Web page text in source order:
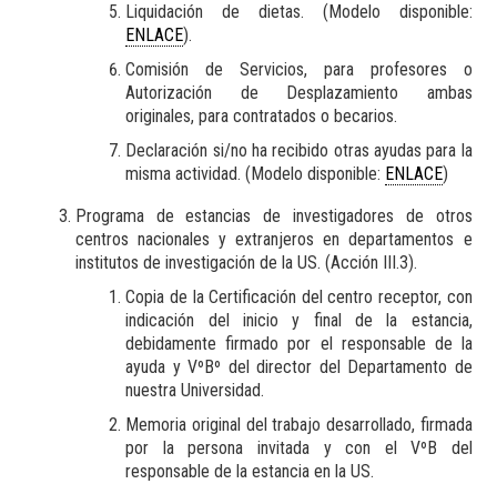
Liquidación de dietas. (Modelo disponible:
ENLACE).
Comisión de Servicios, para profesores o
Autorización de Desplazamiento ambas
originales, para contratados o becarios.
Declaración si/no ha recibido otras ayudas para la
misma actividad. (Modelo disponible: ENLACE)
Programa de estancias de investigadores de otros
centros nacionales y extranjeros en departamentos e
institutos de investigación de la US. (Acción III.3).
Copia de la Certificación del centro receptor, con
indicación del inicio y final de la estancia,
debidamente firmado por el responsable de la
ayuda y VºBº del director del Departamento de
nuestra Universidad.
Memoria original del trabajo desarrollado, firmada
por la persona invitada y con el VºB del
responsable de la estancia en la US.